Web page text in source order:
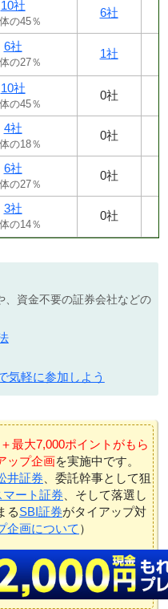
10社
の45％
6社
6社
の27％
1社
10社
の45％
0社
4社
の18％
0社
6社
の27％
0社
3社
の14％
0社
、資金不要の証券会社などの
気軽に参加しよう
最大7,000ポイントがもら
ップ企画を実施中です。
井証券 、委託幹事として狙
ート証券 、そして落選し
るSBI証券がタイアップ対
企画について ）